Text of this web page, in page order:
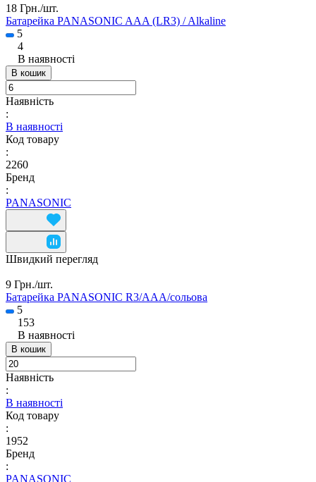
18 Грн./шт.
Батарейка PANASONIC AAA (LR3) / Alkaline
5
4
В наявності
В кошик
Наявність
:
В наявності
Код товару
:
2260
Бренд
:
PANASONIC
Швидкий перегляд
9 Грн./шт.
Батарейка PANASONIC R3/ААA/сольова
5
153
В наявності
В кошик
Наявність
:
В наявності
Код товару
:
1952
Бренд
:
PANASONIC